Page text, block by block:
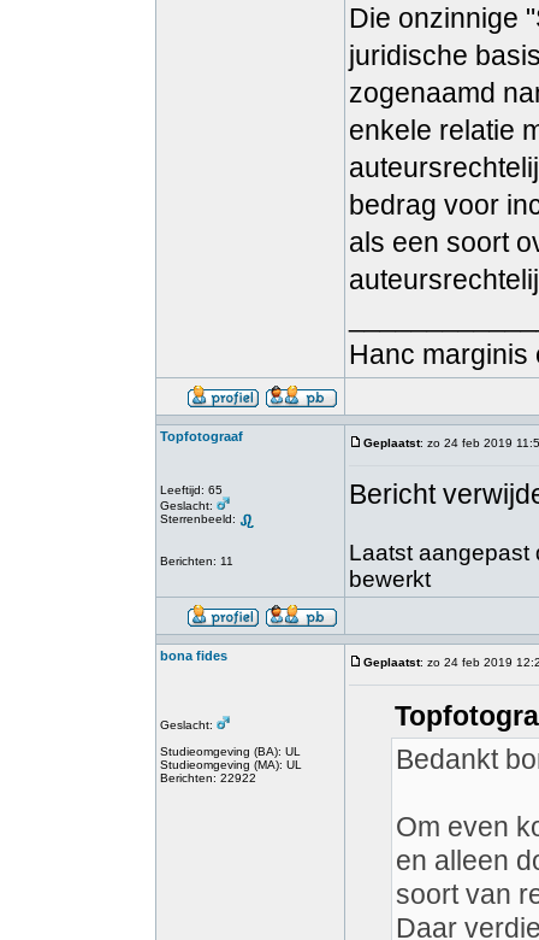
Die onzinnige
juridische
zogenaamd
enkele relatie
bedrag voor
als een soort
Hanc marginis
Topfotograaf
Leeftijd: 65
Geslacht:
Sterrenbeeld:
Berichten: 11
Geplaatst: zo 24 feb 2019
Bericht
Laatst aangepast
bewerkt
bona fides
Geslacht:
Studieomgeving (BA): UL
Studieomgeving (MA): UL
Berichten: 22922
Geplaatst: zo 24 feb 2019
Bedankt
Om even
en alleen
soort van
Daar